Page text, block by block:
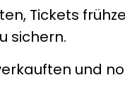
Tickets
sichern.
und